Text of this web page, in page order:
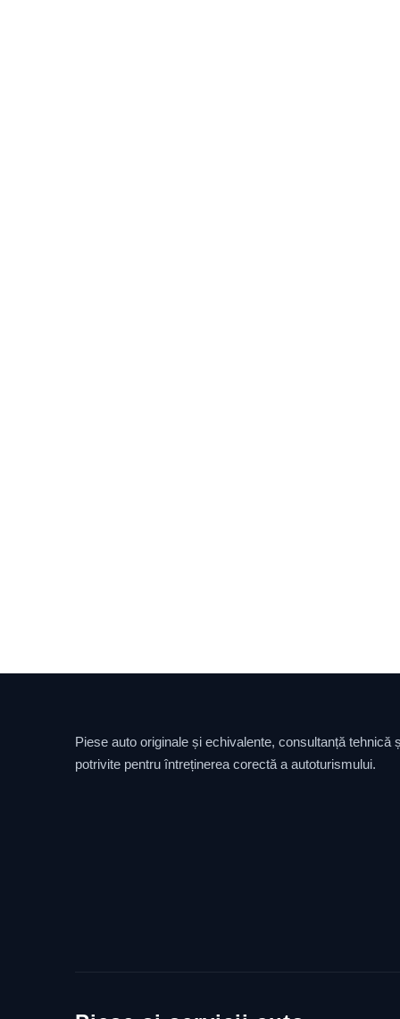
Piese auto originale și echivalente, consultanță tehnică
potrivite pentru întreținerea corectă a autoturismului.